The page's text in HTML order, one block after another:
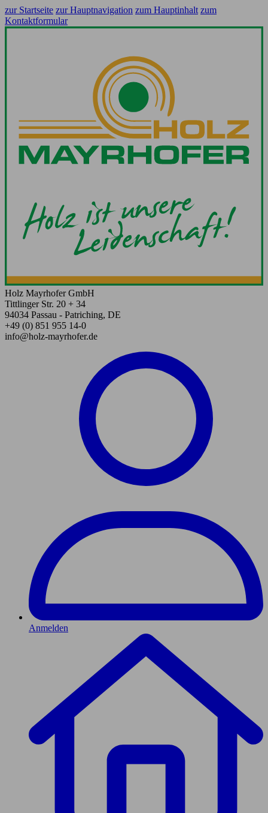
zur Startseite zur Hauptnavigation zum Hauptinhalt zum
Kontaktformular
Holz Mayrhofer GmbH
Tittlinger Str. 20 + 34
94034 Passau - Patriching, DE
+49 (0) 851 955 14-0
info@holz-mayrhofer.de
Anmelden